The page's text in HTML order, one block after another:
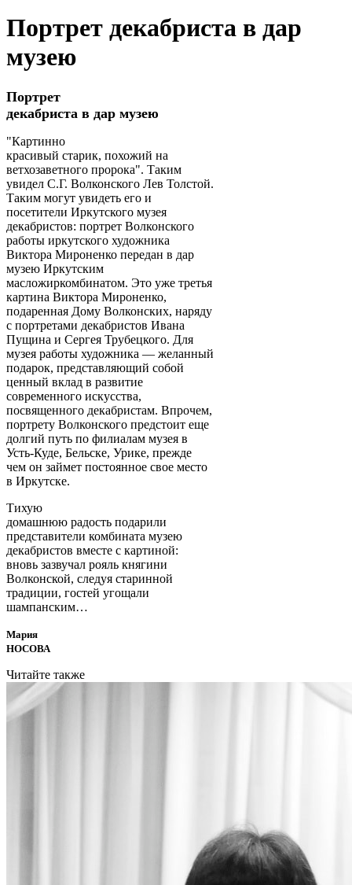
Портрет декабриста в дар
музею
Портрет
декабриста в дар музею
"Картинно
красивый старик, похожий на
ветхозаветного пророка". Таким
увидел С.Г. Волконского Лев Толстой.
Таким могут увидеть его и
посетители Иркутского музея
декабристов: портрет Волконского
работы иркутского художника
Виктора Мироненко передан в дар
музею Иркутским
масложиркомбинатом. Это уже третья
картина Виктора Мироненко,
подаренная Дому Волконских, наряду
с портретами декабристов Ивана
Пущина и Сергея Трубецкого. Для
музея работы художника — желанный
подарок, представляющий собой
ценный вклад в развитие
современного искусства,
посвященного декабристам. Впрочем,
портрету Волконского предстоит еще
долгий путь по филиалам музея в
Усть-Куде, Бельске, Урике, прежде
чем он займет постоянное свое место
в Иркутске.
Тихую
домашнюю радость подарили
представители комбината музею
декабристов вместе с картиной:
вновь зазвучал рояль княгини
Волконской, следуя старинной
традиции, гостей угощали
шампанским…
Мария
НОСОВА
Читайте также